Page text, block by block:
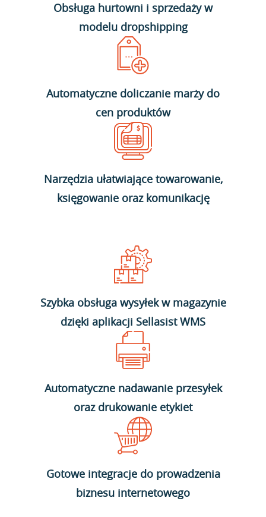
Obsługa hurtowni i sprzedaży w
modelu dropshipping
Automatyczne doliczanie marży do
cen produktów
Narzędzia ułatwiające towarowanie,
księgowanie oraz komunikację
Szybka obsługa wysyłek w magazynie
dzięki aplikacji Sellasist WMS
Automatyczne nadawanie przesyłek
oraz drukowanie etykiet
Gotowe integracje do prowadzenia
biznesu internetowego